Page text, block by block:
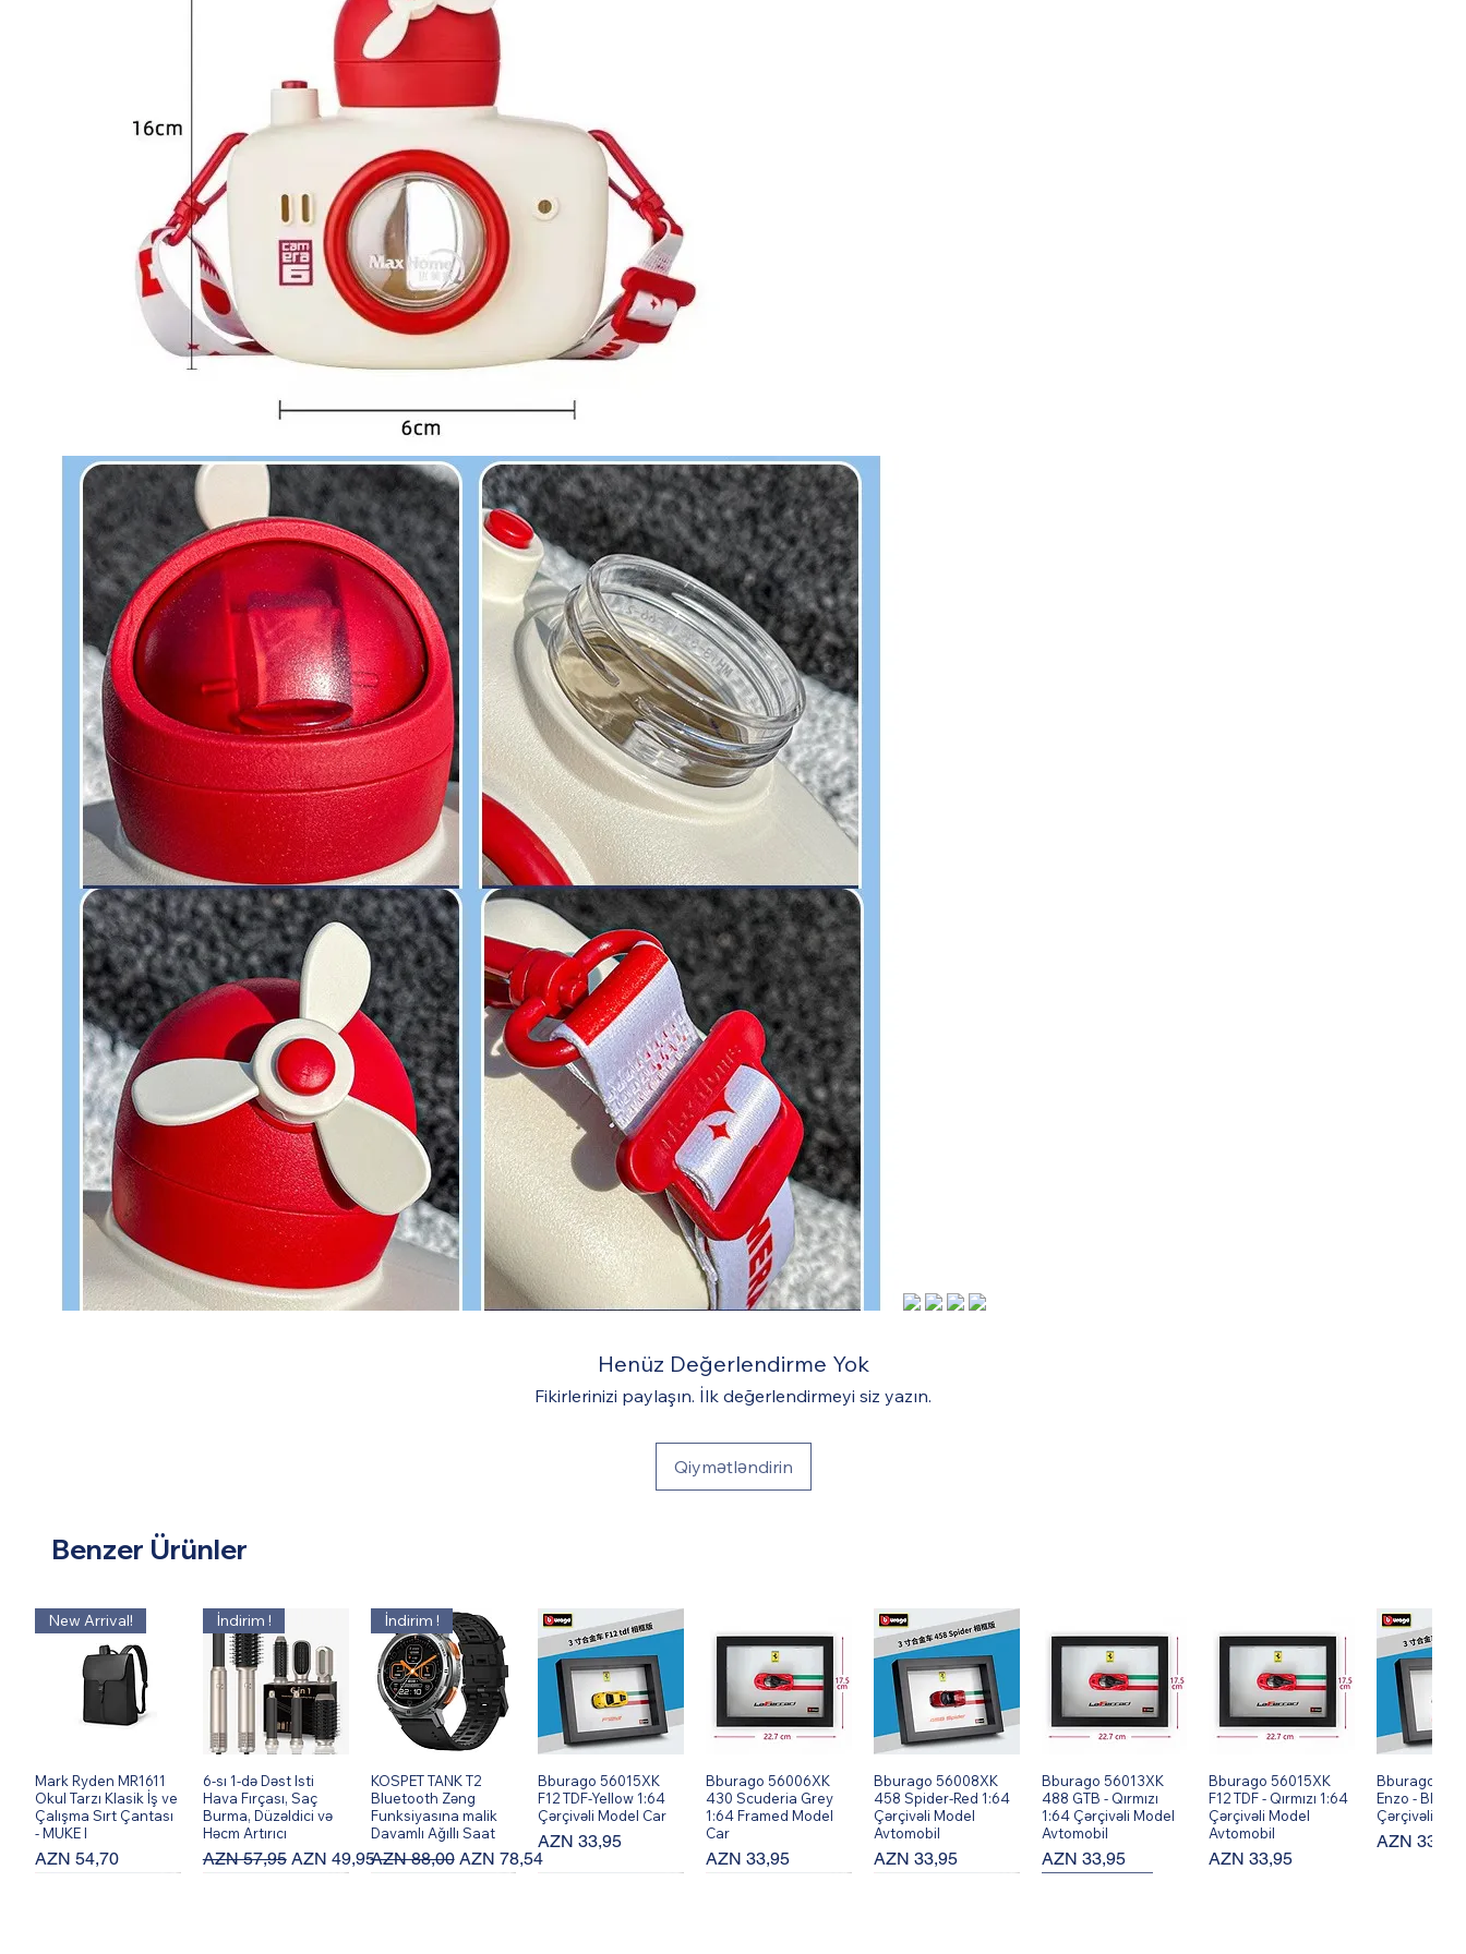
Henüz Değerlendirme Yok
Fikirlerinizi paylaşın. İlk değerlendirmeyi siz yazın.
Qiymətləndirin
Benzer Ürünler
Hızlı Bakış
New Arrival!
Mark Ryden MR1611
Okul Tarzı Klasik İş ve
Çalışma Sırt Çantası
- MUKE I
Fiyat
AZN 54,70
Hızlı Bakış
İndirim !
6-sı 1-də Dəst Isti
Hava Fırçası, Saç
Burma, Düzəldici və
Həcm Artırıcı
Normal Fiyat
AZN 57,95 İndirimli Fiyat
AZN 49,95
Hızlı Bakış
İndirim !
KOSPET TANK T2
Bluetooth Zəng
Funksiyasına malik
Davamlı Ağıllı Saat
Normal Fiyat
AZN 88,00 İndirimli Fiyat
AZN 78,54
Hızlı Bakış
Bburago 56015XK
F12 TDF-Yellow 1:64
Çərçivəli Model Car
Fiyat
AZN 33,95
Hızlı Bakış
Bburago 56006XK
430 Scuderia Grey
1:64 Framed Model
Car
Fiyat
AZN 33,95
Hızlı Bakış
Bburago 56008XK
458 Spider-Red 1:64
Çərçivəli Model
Avtomobil
Fiyat
AZN 33,95
Hızlı Bakış
Bburago 56013XK
488 GTB - Qırmızı
1:64 Çərçivəli Model
Avtomobil
Fiyat
AZN 33,95
Hızlı Bakış
Bburago 56015XK
F12 TDF - Qırmızı 1:64
Çərçivəli Model
Avtomobil
Fiyat
AZN 33,95
Hızlı
Bburago
Enzo - Black
Çərçivəli
Fiyat
AZN 33,95